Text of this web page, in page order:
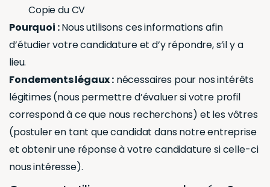
Copie du CV
Pourquoi :Nous utilisons ces informations afin
d’étudier votre candidature et d’y répondre, s’il y a
lieu.
Fondements légaux :nécessaires pour nos intérêts
légitimes (nous permettre d’évaluer si votre profil
correspond à ce que nous recherchons) et les vôtres
(postuler en tant que candidat dans notre entreprise
et obtenir une réponse à votre candidature si celle-ci
nous intéresse).